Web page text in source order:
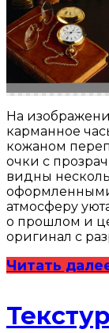
На
карманное
кожаном
очки с
видны
атмосферу
о прошлом и
оригинал с
Читать